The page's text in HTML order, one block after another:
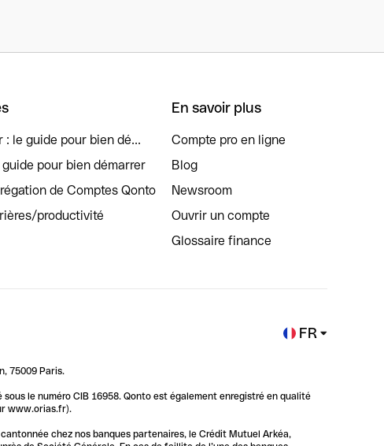
le guide pour bien dé...
pour bien démarrer
de Comptes Qonto
productivité
En savoir plus
Compte pro en ligne
Blog
Newsroom
Ouvrir un compte
Glossaire finance
FR
75009 Paris.
le numéro CIB 16958. Qonto est également enregistré en qualité
www.orias.fr).
chez nos banques partenaires, le Crédit Mutuel Arkéa,